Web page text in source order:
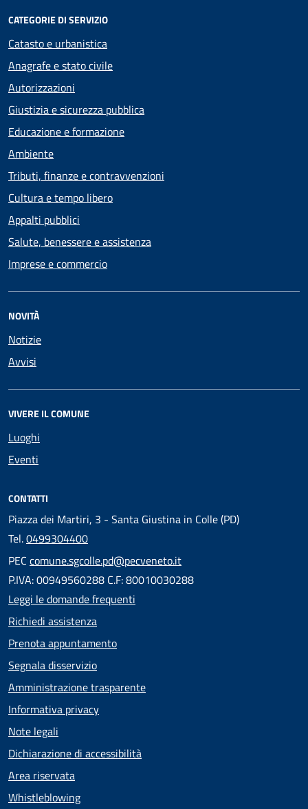
CATEGORIE DI SERVIZIO
Catasto e urbanistica
Anagrafe e stato civile
Autorizzazioni
Giustizia e sicurezza pubblica
Educazione e formazione
Ambiente
Tributi, finanze e contravvenzioni
Cultura e tempo libero
Appalti pubblici
Salute, benessere e assistenza
Imprese e commercio
NOVITÀ
Notizie
Avvisi
VIVERE IL COMUNE
Luoghi
Eventi
CONTATTI
Piazza dei Martiri, 3 - Santa Giustina in Colle (PD)
Tel.0499304400
PEC comune.sgcolle.pd@pecveneto.it
P.IVA: 00949560288 C.F: 80010030288
Leggi le domande frequenti
Richiedi assistenza
Prenota appuntamento
Segnala disservizio
Amministrazione trasparente
Informativa privacy
Note legali
Dichiarazione di accessibilità
Area riservata
Whistleblowing